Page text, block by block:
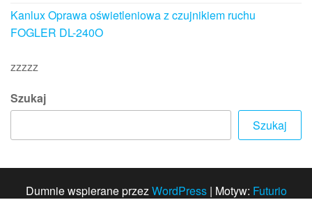
Kanlux Oprawa oświetleniowa z czujnikiem ruchu
FOGLER DL-240O
zzzzz
Szukaj
Szukaj
Dumnie wspierane przezWordPress | Motyw: Futurio